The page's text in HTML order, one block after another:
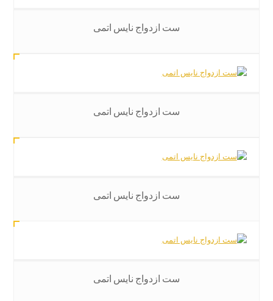
ست ازدواج نایس اتمی
ست ازدواج نایس اتمی
ست ازدواج نایس اتمی
ست ازدواج نایس اتمی